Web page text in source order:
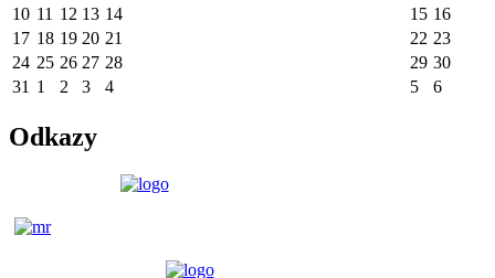
10 11 12 13 14 15 16
17 18 19 20 21 22 23
24 25 26 27 28 29 30
31 1 2 3 4 5 6
Odkazy